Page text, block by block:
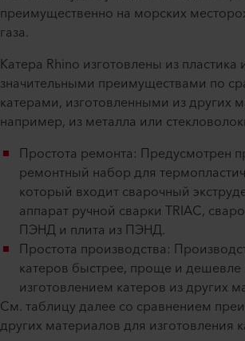
преимущественно на морских
газа.
Катера Rhino изготовлены из
значительными преимуществами по
катерами, изготовленными из других
например, из металла или
Простота ремонта: Предусмотрен
ремонтный набор для
который входит сварочный
аппарат ручной сварки TRIAC,
ПЭНД и плита из ПЭНД.
Простота производства:
катеров быстрее, проще и
изготовлением катеров из других
См. таблицу далее со сравнением
других материалов для изготовления